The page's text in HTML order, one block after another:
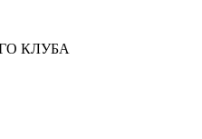
КЛУБА